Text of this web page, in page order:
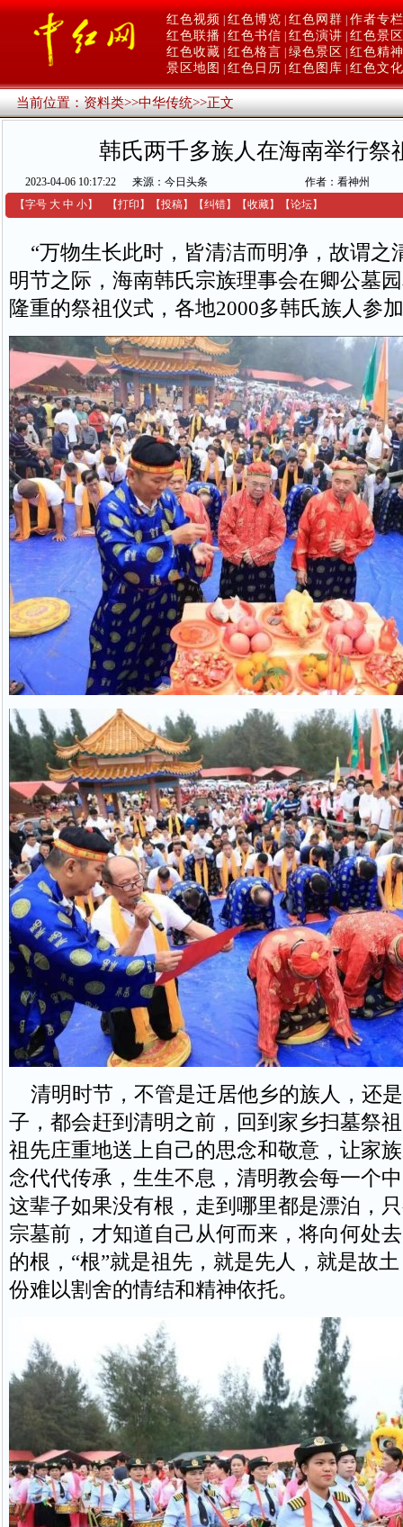
红色视频 红色博览 红色网群 作者专栏
红色联播 红色书信 红色演讲 红色景区
红色收藏 红色格言 绿色景区
红色精神
景区地图
红色日历 红色图库 红色文化
当前位置：资料类>>中华传统>>正文
韩氏两千多族人在海南举行祭
2023-04-06 10:17:22 来源：今日头条
作者：看神州
【字号 大 中 小】 【打印 】 【投稿】 【纠错】 【收藏】 【论坛】
“万物生长此时，皆清洁而明净，故谓之
明节之际，海南韩氏宗族理事会在卿公墓
隆重的祭祖仪式，各地2000多韩氏族人参
清明时节，不管是迁居他乡的族人，还
子，都会赶到清明之前，回到家乡扫墓祭
祖先庄重地送上自己的思念和敬意，让家
念代代传承，生生不息，清明教会每一个
这辈子如果没有根，走到哪里都是漂泊，
宗墓前，才知道自己从何而来，将向何处
的根，“根”就是祖先，就是先人，就是故
份难以割舍的情结和精神依托。